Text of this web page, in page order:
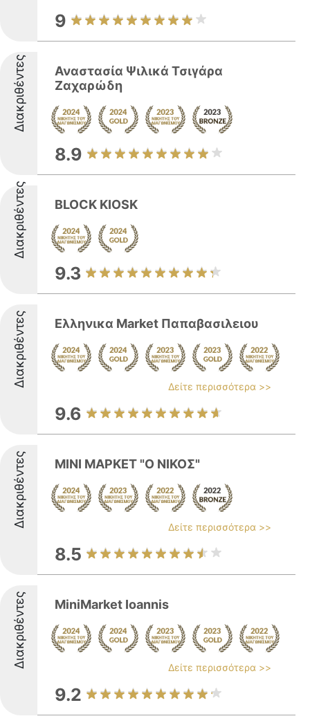
9
Διακριθέντες
Αναστασία Ψιλικά Τσιγάρα
Ζαχαρώδη
8.9
Διακριθέντες BLOCK KIOSK
9.3
Διακριθέντες Ελληνικα Market Παπαβασιλειου
Δείτε περισσότερα >>
9.6
Διακριθέντες ΜΙΝΙ ΜΑΡΚΕΤ "Ο ΝΙΚΟΣ"
Δείτε περισσότερα >>
8.5
Διακριθέντες MiniMarket Ioannis
Δείτε περισσότερα >>
9.2